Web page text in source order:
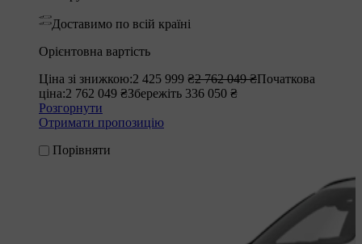
Доставимо по всій країні
Орієнтовна вартість
Ціна зі знижкою:2 425 999 ₴2 762 049 ₴Початкова
ціна:2 762 049 ₴Збережіть 336 050 ₴
Розгорнути
Отримати пропозицію
Порівняти